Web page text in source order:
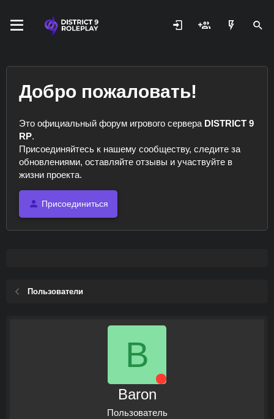
Добро пожаловать!
Это официальный форум игрового сервера DISTRICT 9
RP.
Присоединяйтесь к нашему сообществу, следите за
обновлениями, оставляйте отзывы и участвуйте в
жизни проекта.
Присоединиться
Пользователи
B
Baron
Пользователь